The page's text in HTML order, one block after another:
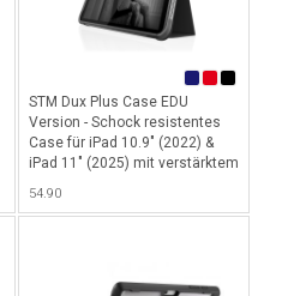
STM Dux Plus Case EDU
Version - Schock resistentes
Case für iPad 10.9" (2022) &
iPad 11" (2025) mit verstärktem
Funktion sowie cleverem Abteil
54.90